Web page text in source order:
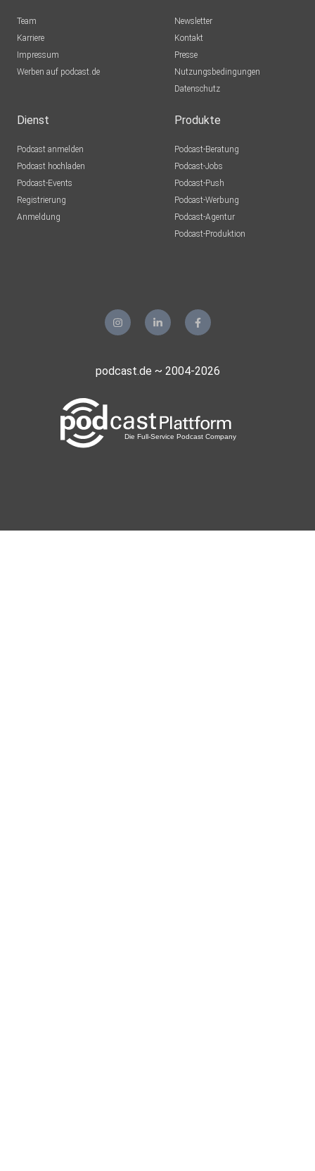
Team
Karriere
Impressum
Werben auf podcast.de
Newsletter
Kontakt
Presse
Nutzungsbedingungen
Datenschutz
Dienst
Podcast anmelden
Podcast hochladen
Podcast-Events
Registrierung
Anmeldung
Produkte
Podcast-Beratung
Podcast-Jobs
Podcast-Push
Podcast-Werbung
Podcast-Agentur
Podcast-Produktion
podcast.de ~ 2004-2026